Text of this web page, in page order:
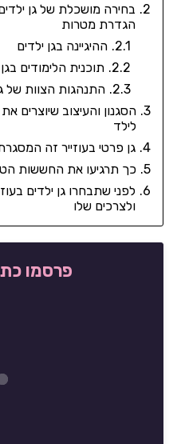
בחירה מושכלת של גן ילדים
הגדרת מטרות
ההיגיינה בגן ילדים
תוכנית הלימודים
התנהגות הצוות של
הסגנון והעיצוב שיוצרים
לילד
גן פרטי בעוזייר זה
כך תרגיעו את החששות
לפני שתבחרו גן ילדים
ולצרכים שלו
פרסמו